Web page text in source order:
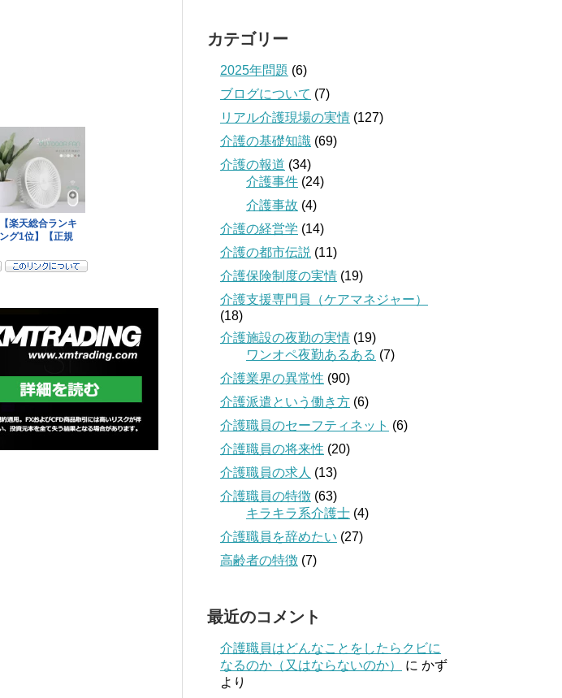
カテゴリー
2025年問題 (6)
ブログについて (7)
リアル介護現場の実情 (127)
介護の基礎知識 (69)
介護の報道 (34)
介護事件 (24)
介護事故 (4)
介護の経営学 (14)
介護の都市伝説 (11)
介護保険制度の実情 (19)
介護支援専門員（ケアマネジャー）
(18)
介護施設の夜勤の実情 (19)
ワンオペ夜勤あるある (7)
介護業界の異常性 (90)
介護派遣という働き方 (6)
介護職員のセーフティネット (6)
介護職員の将来性 (20)
介護職員の求人 (13)
介護職員の特徴 (63)
キラキラ系介護士 (4)
介護職員を辞めたい (27)
高齢者の特徴 (7)
最近のコメント
介護職員はどんなことをしたらクビに
なるのか（又はならないのか）
に かず
より